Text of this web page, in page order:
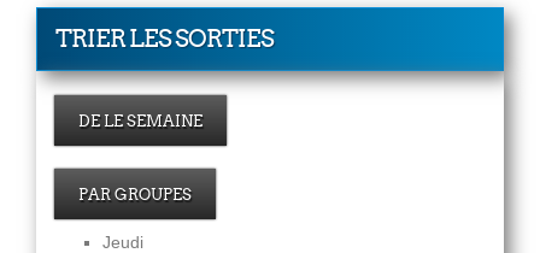
TRIER LES SORTIES
DE LE SEMAINE
PAR GROUPES
Jeudi